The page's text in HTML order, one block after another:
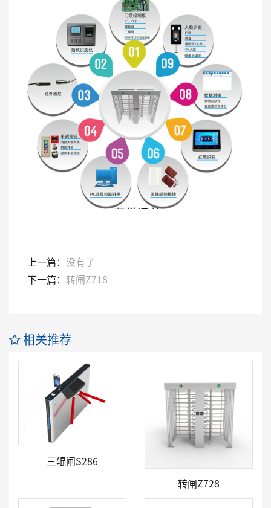
上一篇： 没有了
下一篇： 转闸Z718
相关推荐
三辊闸S286
转闸Z728